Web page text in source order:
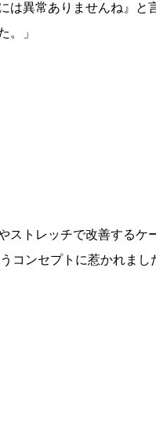
は異常ありませんね』と
。」
ストレッチで改善するケ
コンセプトに惹かれま